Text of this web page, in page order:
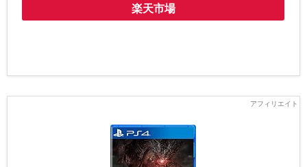
楽天市場